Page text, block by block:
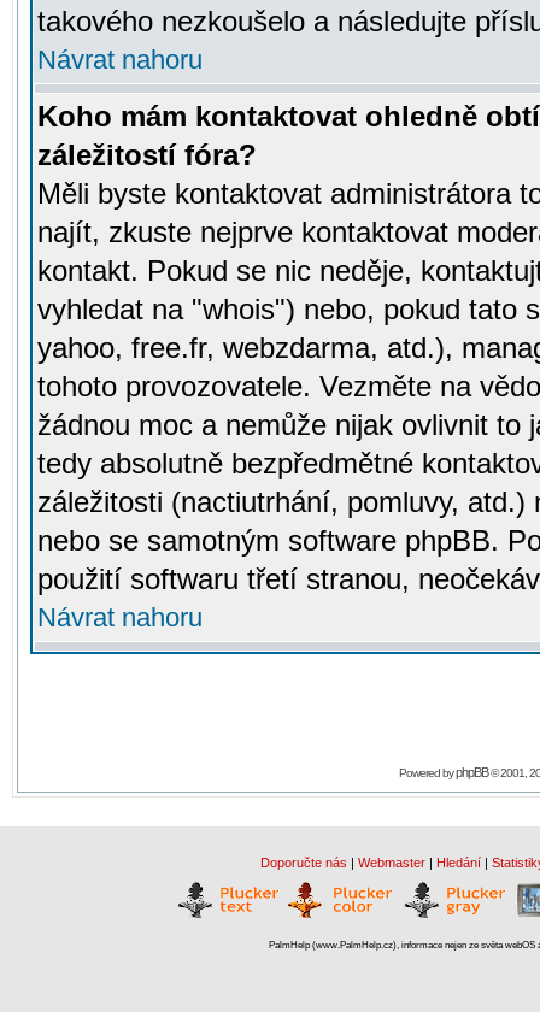
takového nezkoušelo a následujte
Návrat nahoru
Koho mám kontaktovat ohledně
záležitostí fóra?
Měli byste kontaktovat administrátora
najít, zkuste nejprve kontaktovat
kontakt. Pokud se nic neděje,
vyhledat na "whois") nebo, pokud tato
yahoo, free.fr, webzdarma, atd.),
tohoto provozovatele. Vezměte na
žádnou moc a nemůže nijak ovlivnit to
tedy absolutně bezpředmětné
záležitosti (nactiutrhání, pomluvy,
nebo se samotným software phpBB.
použití softwaru třetí stranou,
Návrat nahoru
Powered byphpBB© 2001,
Doporučte nás | Webmaster | Hledání |
PalmHelp (www.PalmHelp.cz), informace nejen ze světa